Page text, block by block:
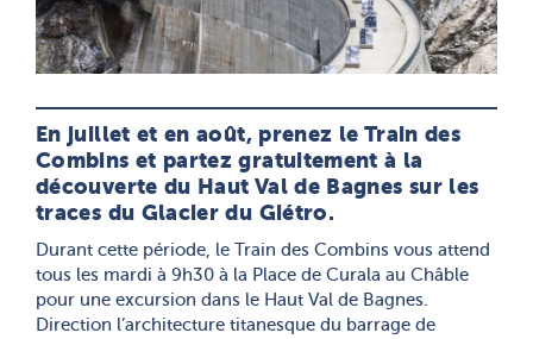
En juillet et en août, prenez le Train des
Combins et partez gratuitement à la
découverte du Haut Val de Bagnes sur les
traces du Glacier du Giétro.
Durant cette période, le Train des Combins vous attend
tous les mardi à 9h30 à la Place de Curala au Châble
pour une excursion dans le Haut Val de Bagnes.
Direction l’architecture titanesque du barrage de